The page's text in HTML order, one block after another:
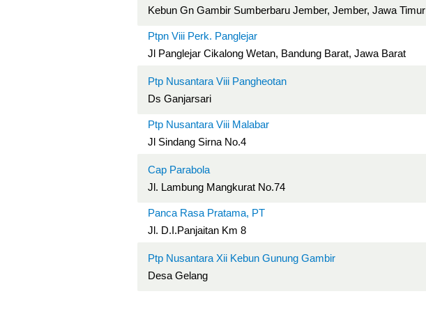
Kebun Gn Gambir Sumberbaru Jember, Jember, Jawa Timur
Ptpn Viii Perk. Panglejar
Jl Panglejar Cikalong Wetan, Bandung Barat, Jawa Barat
Ptp Nusantara Viii Pangheotan
Ds Ganjarsari
Ptp Nusantara Viii Malabar
Jl Sindang Sirna No.4
Cap Parabola
Jl. Lambung Mangkurat No.74
Panca Rasa Pratama, PT
Jl. D.I.Panjaitan Km 8
Ptp Nusantara Xii Kebun Gunung Gambir
Desa Gelang